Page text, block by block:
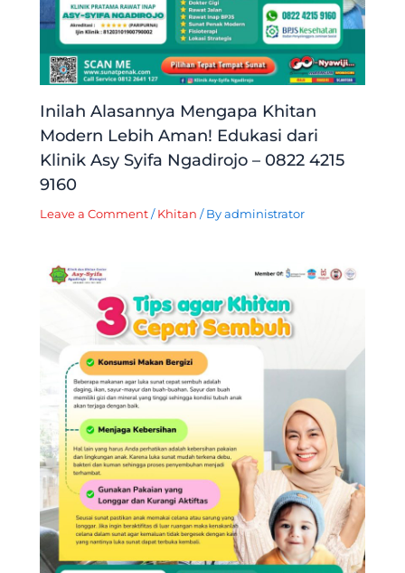
Inilah Alasannya Mengapa Khitan
Modern Lebih Aman! Edukasi dari
Klinik Asy Syifa Ngadirojo – 0822 4215
9160
Leave a Comment / Khitan / Byadministrator